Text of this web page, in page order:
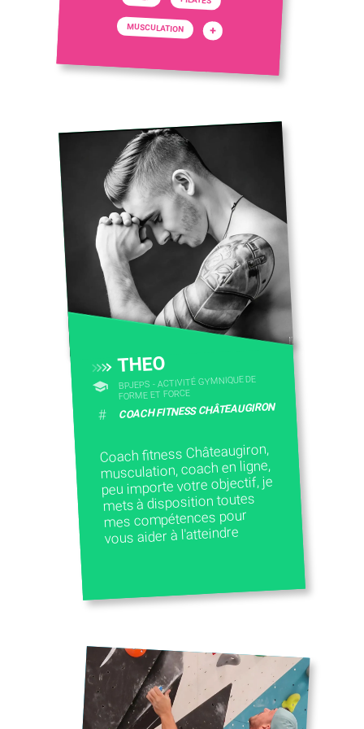
MUSCULATION +
THEO
BPJEPS - ACTIVITÉ GYMNIQUE DE
FORME ET FORCE
# COACH FITNESS CHÂTEAUGIRON
Coach fitness Châteaugiron,
musculation, coach en ligne,
peu importe votre objectif, je
mets à disposition toutes
mes compétences pour
vous aider à l'atteindre